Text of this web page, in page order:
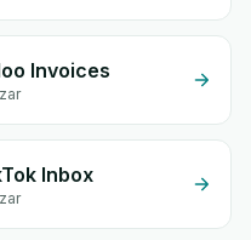
Invoices
Inbox